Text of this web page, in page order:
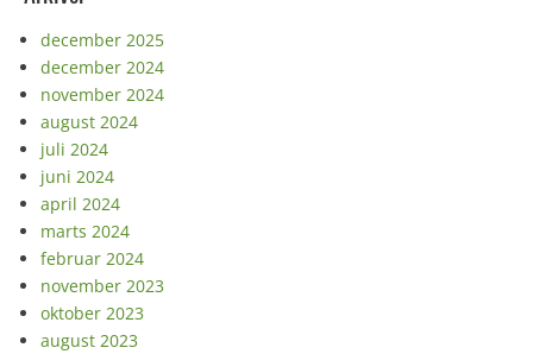
december 2025
december 2024
november 2024
august 2024
juli 2024
juni 2024
april 2024
marts 2024
februar 2024
november 2023
oktober 2023
august 2023